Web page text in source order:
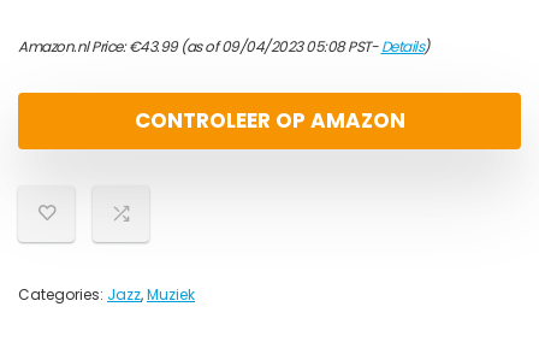
Amazon.nl Price:€43.99(as of 09/04/2023 05:08 PST-Details)
CONTROLEER OP AMAZON
Categories: Jazz,Muziek